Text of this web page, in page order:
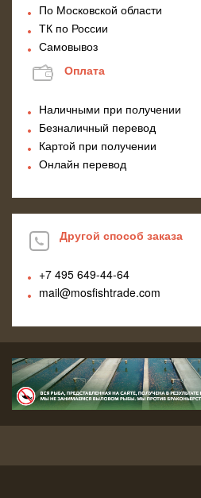
По Московской области
ТК по России
Самовывоз
Оплата
Наличными при получении
Безналичный перевод
Картой при получении
Онлайн перевод
Другой способ заказа
+7 495 649-44-64
mail@mosfishtrade.com